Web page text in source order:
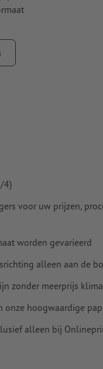
v3) voor gestreken
ongestreken papier
4)
voor uw prijzen,
worden gevarieerd
alleen aan de
zonder meerprijs
hoogwaardige
alleen bij